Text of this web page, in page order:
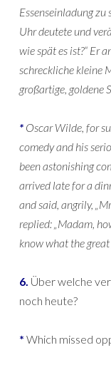
Essenseinladung
Uhr deutete und
wie spät es ist?“ Er
schreckliche kleine
großartige, goldene
* Oscar Wilde, for
comedy and his
been astonishing
arrived late for a
and said, angrily,
replied: „Madam,
know what the great
6. Über welche
noch heute?
* Which missed